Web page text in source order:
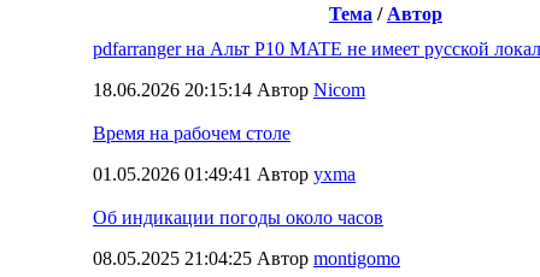
Тема / Автор
pdfarranger на Альт Р10 MATE не имеет русской
18.06.2026 20:15:14 Автор Nicom
Время на рабочем столе
01.05.2026 01:49:41 Автор yxma
Об индикации погоды около часов
08.05.2025 21:04:25 Автор montigomo